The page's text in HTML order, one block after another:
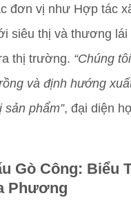
đơn vị như Hợp tác
siêu thị và thương lái
thị trường. “Chúng
và định hướng
sản phẩm”, đại diện
Gò Công: Biểu
Phương